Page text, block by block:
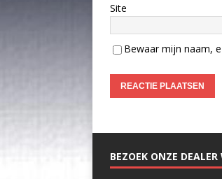
Site
Bewaar mijn naam,
BEZOEK ONZE